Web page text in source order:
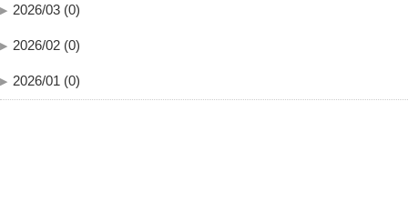
2026/03 (0)
2026/02 (0)
2026/01 (0)